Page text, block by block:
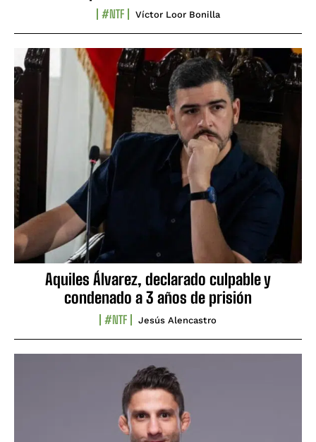
#NTF Víctor Loor Bonilla
Aquiles Álvarez, declarado culpable y
condenado a 3 años de prisión
#NTF Jesús Alencastro